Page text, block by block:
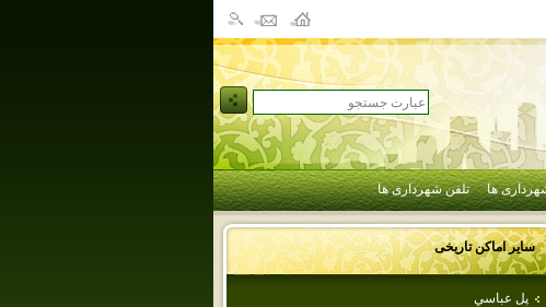
ها تلفن شهرداری ها
سایر اماکن تاریخی
پل عباسي